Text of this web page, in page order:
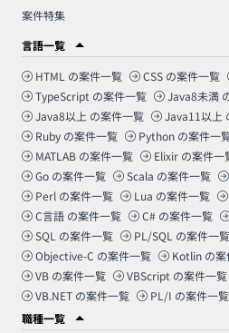
案件特集
言語一覧
HTML の案件一覧 CSS の案件一覧
TypeScript の案件一覧 Java8未満
Java8以上 の案件一覧 Java11以上
Ruby の案件一覧 Python の案件一
MATLAB の案件一覧 Elixir の案件一
Go の案件一覧 Scala の案件一覧
Perl の案件一覧 Lua の案件一覧
C言語 の案件一覧 C# の案件一覧
SQL の案件一覧 PL/SQL の案件一覧
Objective-C の案件一覧 Kotlin の
VB の案件一覧 VBScript の案件一覧
VB.NET の案件一覧 PL/I の案件一覧
職種一覧